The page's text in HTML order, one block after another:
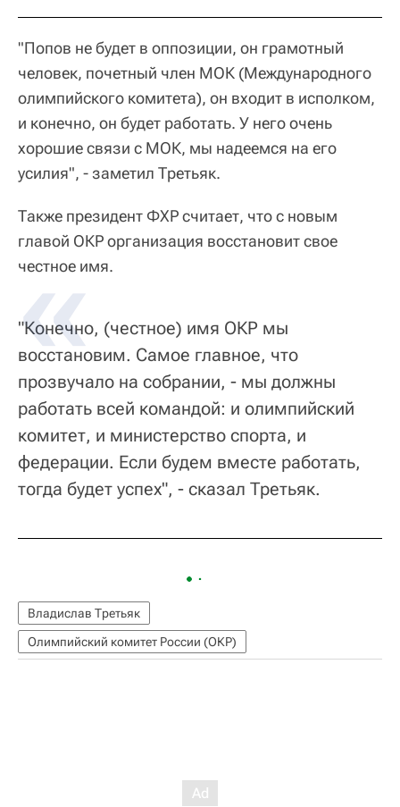
"Попов не будет в оппозиции, он грамотный
человек, почетный член МОК (Международного
олимпийского комитета), он входит в исполком,
и конечно, он будет работать. У него очень
хорошие связи с МОК, мы надеемся на его
усилия", - заметил Третьяк.
Также президент ФХР считает, что с новым
главой ОКР организация восстановит свое
честное имя.
"Конечно, (честное) имя ОКР мы
восстановим. Самое главное, что
прозвучало на собрании, - мы должны
работать всей командой: и олимпийский
комитет, и министерство спорта, и
федерации. Если будем вместе работать,
тогда будет успех", - сказал Третьяк.
Владислав Третьяк
Олимпийский комитет России (ОКР)